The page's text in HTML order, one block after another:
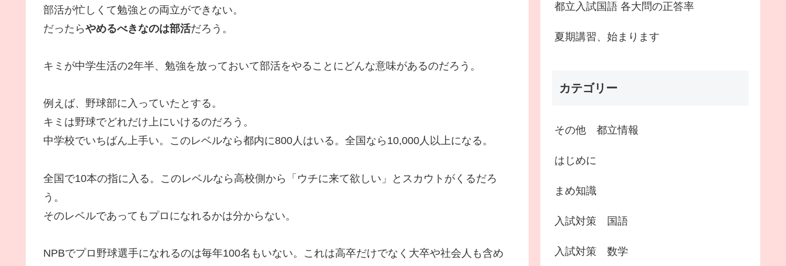
部活が忙しくて勉強との両立ができない。
だったらやめるべきなのは部活だろう。
キミが中学生活の2年半、勉強を放っておいて部活をやることにどんな意味があるのだろう。
例えば、野球部に入っていたとする。
キミは野球でどれだけ上にいけるのだろう。
中学校でいちばん上手い。このレベルなら都内に800人はいる。全国なら10,000人以上になる。
全国で10本の指に入る。このレベルなら高校側から「ウチに来て欲しい」とスカウトがくるだろ
う。
そのレベルであってもプロになれるかは分からない。
NPBでプロ野球選手になれるのは毎年100名もいない。これは高卒だけでなく大卒や社会人も含め
都立入試国語 各大問の正答率
夏期講習、始まります
カテゴリー
その他 都立情報
はじめに
まめ知識
入試対策 国語
入試対策 数学